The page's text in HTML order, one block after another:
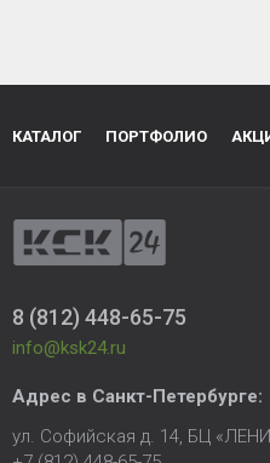
КАТАЛОГ ПОРТФОЛИО
8 (812) 448-65-75
info@ksk24.ru
Адрес в Санкт-Петербурге:
ул. Софийская д. 14, БЦ